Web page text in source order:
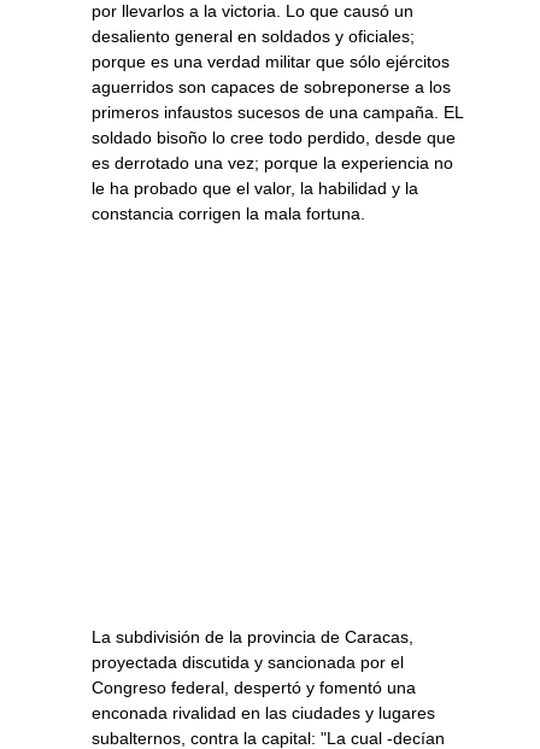
por llevarlos a la victoria. Lo que causó un
desaliento general en soldados y oficiales;
porque es una verdad militar que sólo ejércitos
aguerridos son capaces de sobreponerse a los
primeros infaustos sucesos de una campaña. EL
soldado bisoño lo cree todo perdido, desde que
es derrotado una vez; porque la experiencia no
le ha probado que el valor, la habilidad y la
constancia corrigen la mala fortuna.
La subdivisión de la provincia de Caracas,
proyectada discutida y sancionada por el
Congreso federal, despertó y fomentó una
enconada rivalidad en las ciudades y lugares
subalternos, contra la capital: "La cual -decían